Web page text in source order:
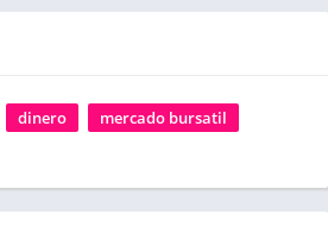
dinero
mercado bursatil